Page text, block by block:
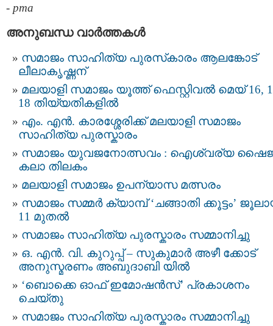
- pma
അനുബന്ധ വാര്‍ത്തകള്‍
സമാജം സാഹിത്യ പുരസ്‌കാരം ആലങ്കോട്
ലീലാകൃഷ്ണന്
മലയാളി സമാജം യൂത്ത് ഫെസ്റ്റിവല്‍ മെയ് 16,
18 തിയ്യതികളിൽ
എം. എൻ. കാരശ്ശേരിക്ക് മലയാളി സമാജം
സാഹിത്യ പുരസ്കാരം
സമാജം യുവജനോത്സവം : ഐശ്വര്യ
കലാ തിലകം
മലയാളി സമാജം ഉപന്യാസ മത്സരം
സമാജം സമ്മര്‍ ക്യാമ്പ് ‘ചങ്ങാതി ക്കൂട്ടം’
11 മുതല്‍
സമാജം സാഹിത്യ പുരസ്കാരം സമ്മാനിച്ചു
ഒ. എൻ. വി. കുറുപ്പ് – സുകുമാർ അഴീ ക്കോട്
അനുസ്മരണം അബുദാബി യിൽ
‘ബൊക്കെ ഓഫ് ഇമോഷന്‍സ്’ പ്രകാശനം
ചെയ്തു
സമാജം സാഹിത്യ പുരസ്കാരം സമ്മാനിച്ചു